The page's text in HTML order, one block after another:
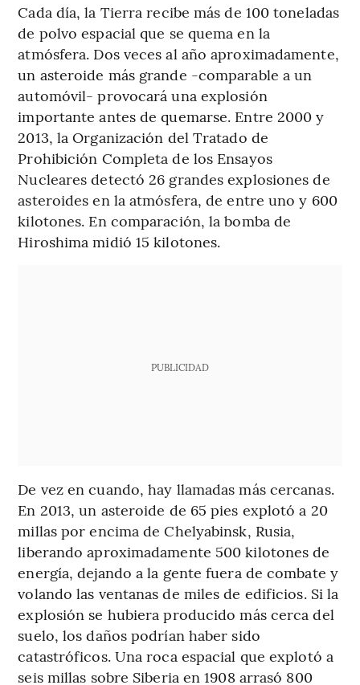
Cada día, la Tierra recibe más de 100 toneladas
de polvo espacial que se quema en la
atmósfera. Dos veces al año aproximadamente,
un asteroide más grande -comparable a un
automóvil- provocará una explosión
importante antes de quemarse. Entre 2000 y
2013, la Organización del Tratado de
Prohibición Completa de los Ensayos
Nucleares detectó 26 grandes explosiones de
asteroides en la atmósfera, de entre uno y 600
kilotones. En comparación, la bomba de
Hiroshima midió 15 kilotones.
PUBLICIDAD
De vez en cuando, hay llamadas más cercanas.
En 2013, un asteroide de 65 pies explotó a 20
millas por encima de Chelyabinsk, Rusia,
liberando aproximadamente 500 kilotones de
energía, dejando a la gente fuera de combate y
volando las ventanas de miles de edificios. Si la
explosión se hubiera producido más cerca del
suelo, los daños podrían haber sido
catastróficos. Una roca espacial que explotó a
seis millas sobre Siberia en 1908 arrasó 800